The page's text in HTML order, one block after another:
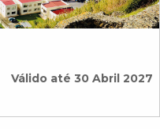
Válido até 30 Abril 2027